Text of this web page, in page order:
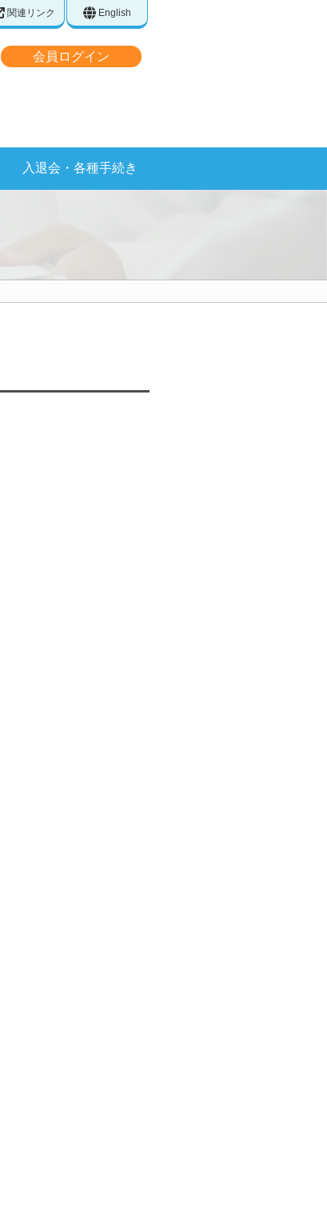
関連リンク English
会員ログイン
入退会・各種手続き